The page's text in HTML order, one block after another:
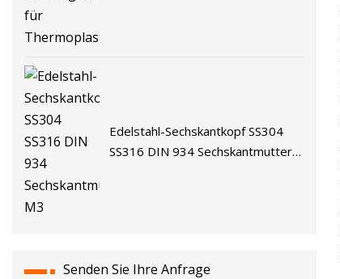
Edelstahl-Sechskantkopf SS304
SS316 DIN 934 Sechskantmutter
Senden Sie Ihre Anfrage